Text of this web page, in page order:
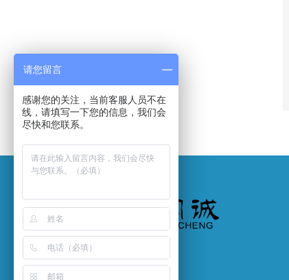
请您留言
感谢您的关注，当前客服人员不在
线，请填写一下您的信息，我们会
尽快和您联系。